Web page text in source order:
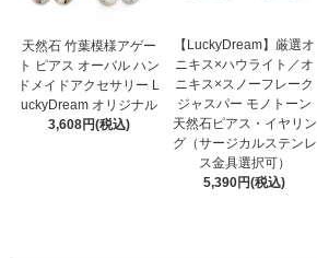
天然石 竹葉模様アゲー
ト ピアス オーバル ハン
ドメイドアクセサリー L
uckyDream オリジナル
3,608円(税込)
【LuckyDream】厳選オ
ニキス×ハウライト／オ
ニキス×スノーフレーク
ジャスパー モノトーン
天然石ピアス・イヤリン
グ（サージカルステンレ
ス金具選択可）
5,390円(税込)